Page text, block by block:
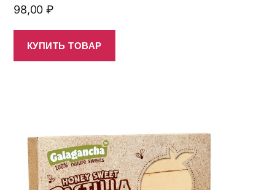
98,00 ₽
КУПИТЬ ТОВАР